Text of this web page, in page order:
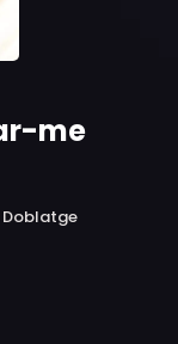
me
Doblatge